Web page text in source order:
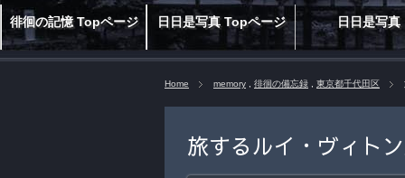
徘徊の記憶 Topページ 日日是写真 Topページ 日日是写真
Home memory 徘徊の備忘録 東京都千代田区
旅するルイ・ヴィト